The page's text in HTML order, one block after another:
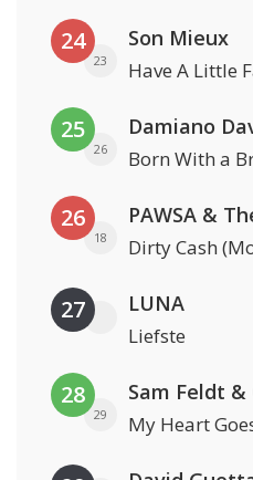
24
23
Son Mieux
Have A Little
25
26
Damiano
Born With a
26
18 Dirty Cash
27 LUNA
Liefste
28
29
Sam Feldt &
My Heart